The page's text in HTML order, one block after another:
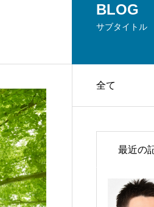
３つのお約
Environment
環境問題
BLOG
サブタイトル
全て
最近の